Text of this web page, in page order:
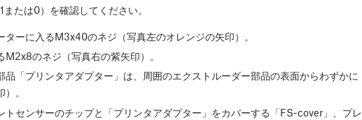
たは0）を確認してください。
ーに入るM3x40のネジ（写真左のオレンジの矢印）。
のネジ（写真右の紫矢印）。
品「プリンタアダプター」は、周囲のエクストルーダー部品の表面からわずかに
。
トセンサーのチップと「プリンタアダプター」をカバーする「FS-cover」、プレ